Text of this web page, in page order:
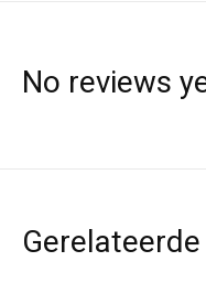
No reviews